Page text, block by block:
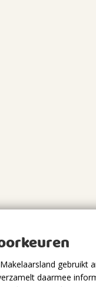
gebruikt
daarmee